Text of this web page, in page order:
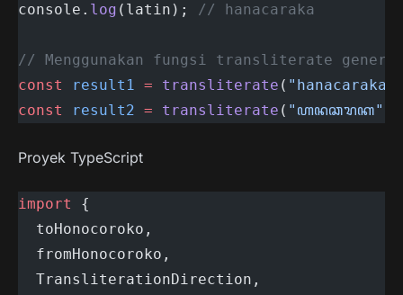
console. log (latin); // hanacaraka
// Menggunakan fungsi transliterate
const
result1 = transliterate ( "hanacaraka"
const
result2 = transliterate ( "ꦲꦤꦕꦫꦏ"
Proyek TypeScript
import
{
  toHonocoroko,
  fromHonocoroko,
  TransliterationDirection,